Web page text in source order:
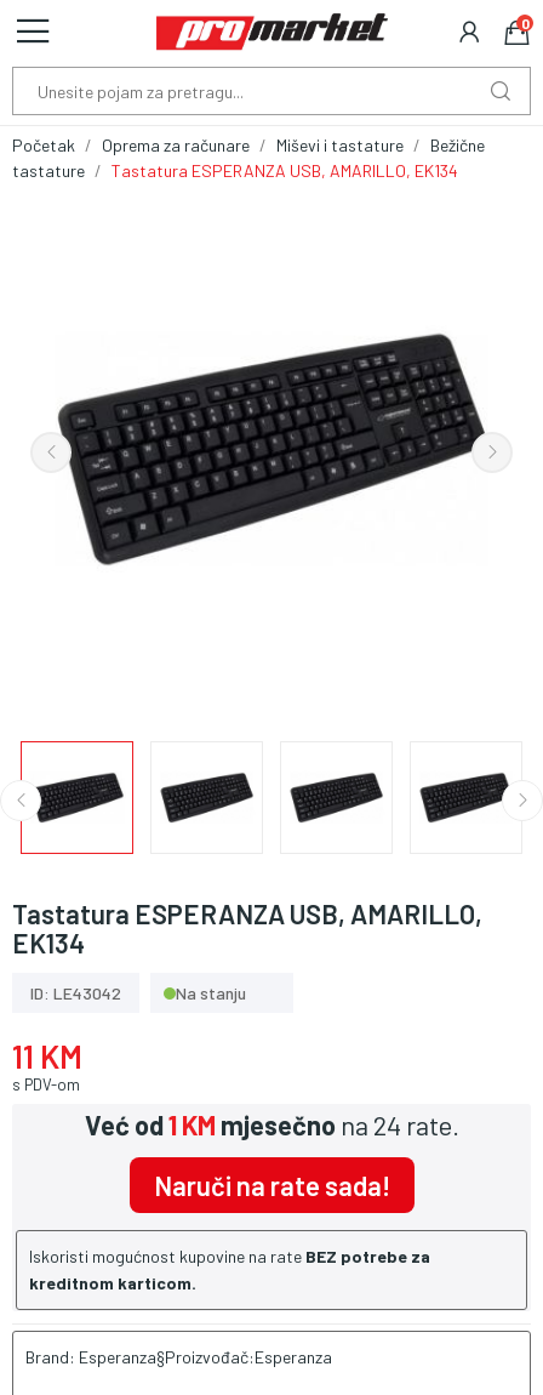
0
Početak Oprema za računare Miševi i tastature
Bežične
tastature
Tastatura ESPERANZA USB, AMARILLO, EK134
Tastatura ESPERANZA USB, AMARILLO,
EK134
ID: LE43042 Na stanju
11 KM
s PDV-om
Već od1 KM mjesečno na 24 rate.
Naruči na rate sada!
Iskoristi mogućnost kupovine na rate BEZ potrebe za
kreditnom karticom.
Brand: Esperanza§Proizvođač:Esperanza